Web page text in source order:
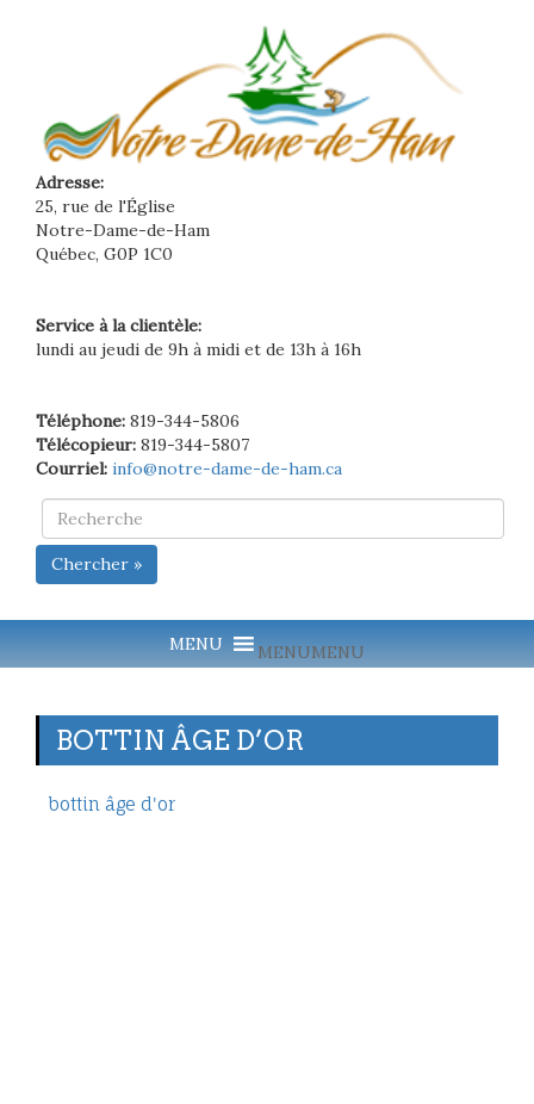
Adresse:
25, rue de l'Église
Notre-Dame-de-Ham
Québec, G0P 1C0
Service à la clientèle:
lundi au jeudi de 9h à midi et de 13h à 16h
Téléphone: 819-344-5806
Télécopieur: 819-344-5807
Courriel: info@notre-dame-de-ham.ca
Chercher »
MENUMENU
BOTTIN ÂGE D’OR
bottin âge d'or